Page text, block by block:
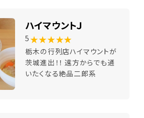
ハイマウントＪ
5 ★★★★★
栃木の行列店ハイマウントが
茨城進出！！ 遠方からでも通
いたくなる絶品二郎系